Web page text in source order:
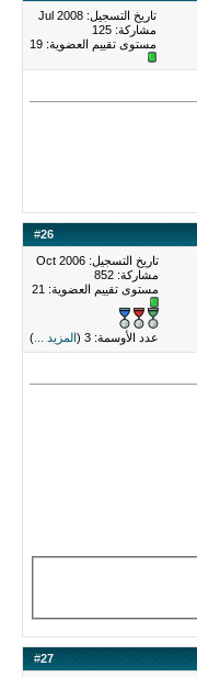
تاريخ التسجيل: Jul 2008
مشاركة: 125
مستوى تقييم العضوية: 19
#26
تاريخ التسجيل: Oct 2006
مشاركة: 852
مستوى تقييم العضوية: 21
عدد الأوسمة: 3 ( المزيد ... )
#27